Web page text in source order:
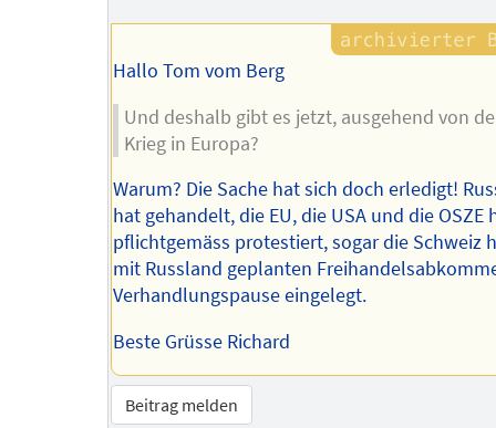
Hallo Tom vom Berg
Und deshalb gibt es jetzt, ausgehend von
Krieg in Europa?
Warum? Die Sache hat sich doch erledigt!
hat gehandelt, die EU, die USA und die OSZE
pflichtgemäss protestiert, sogar die Schweiz
mit Russland geplanten
Verhandlungspause eingelegt.
Beste Grüsse Richard
Beitrag melden